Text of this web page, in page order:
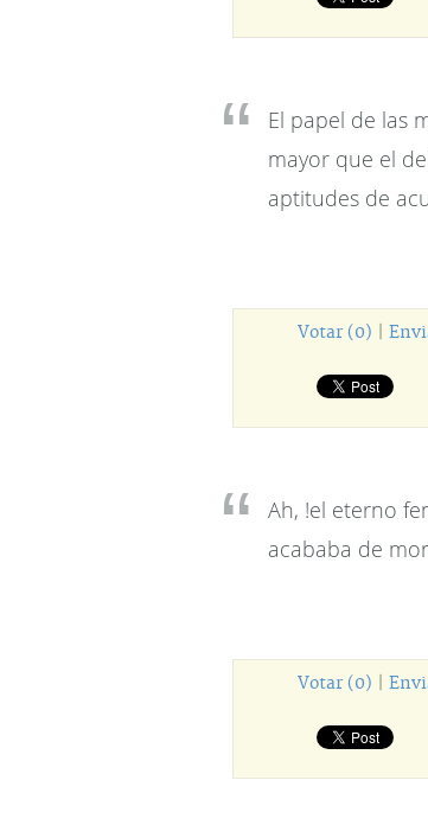
El papel de las
mayor que el
aptitudes de
Votar (0)
Ah, !el eterno
acababa de
Votar (0)